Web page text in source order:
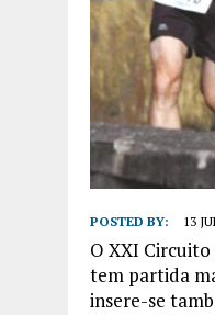
POSTED BY: 13
O XXI
tem partida
insere-se